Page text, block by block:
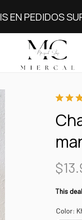
EN PEDIDOS
This
Color: